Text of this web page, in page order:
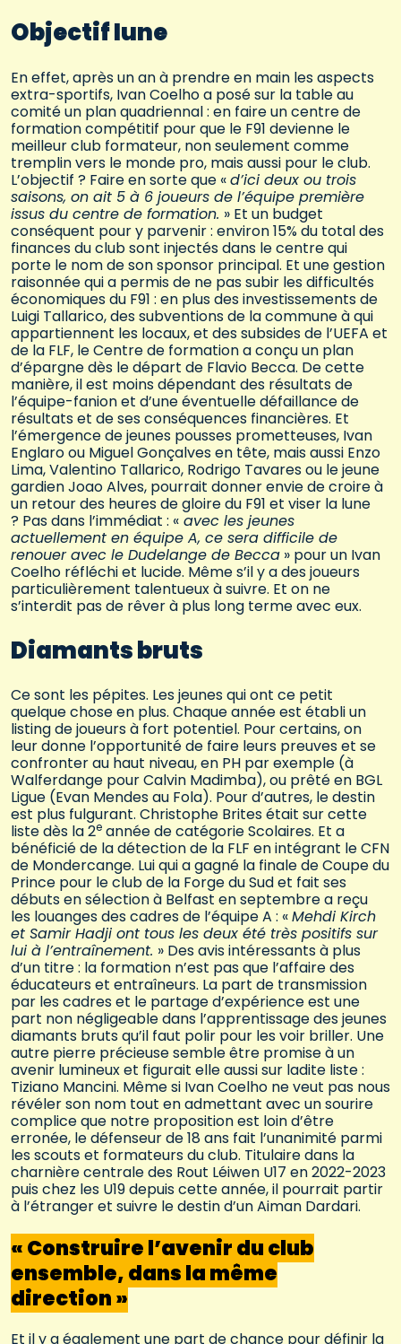
Objectif lune
En effet, après un an à prendre en main les aspects
extra-sportifs, Ivan Coelho a posé sur la table au
comité un plan quadriennal : en faire un centre de
formation compétitif pour que le F91 devienne le
meilleur club formateur, non seulement comme
tremplin vers le monde pro, mais aussi pour le club.
L’objectif ? Faire en sorte que «d’ici deux ou trois
saisons, on ait 5 à 6 joueurs de l’équipe première
issus du centre de formation. » Et un budget
conséquent pour y parvenir : environ 15% du total des
finances du club sont injectés dans le centre qui
porte le nom de son sponsor principal. Et une gestion
raisonnée qui a permis de ne pas subir les difficultés
économiques du F91 : en plus des investissements de
Luigi Tallarico, des subventions de la commune à qui
appartiennent les locaux, et des subsides de l’UEFA et
de la FLF, le Centre de formation a conçu un plan
d’épargne dès le départ de Flavio Becca. De cette
manière, il est moins dépendant des résultats de
l’équipe-fanion et d’une éventuelle défaillance de
résultats et de ses conséquences financières. Et
l’émergence de jeunes pousses prometteuses, Ivan
Englaro ou Miguel Gonçalves en tête, mais aussi Enzo
Lima, Valentino Tallarico, Rodrigo Tavares ou le jeune
gardien Joao Alves, pourrait donner envie de croire à
un retour des heures de gloire du F91 et viser la lune
? Pas dans l’immédiat : « avec les jeunes
actuellement en équipe A, ce sera difficile de
renouer avec le Dudelange de Becca » pour un Ivan
Coelho réfléchi et lucide. Même s’il y a des joueurs
particulièrement talentueux à suivre. Et on ne
s’interdit pas de rêver à plus long terme avec eux.
Diamants bruts
Ce sont les pépites. Les jeunes qui ont ce petit
quelque chose en plus. Chaque année est établi un
listing de joueurs à fort potentiel. Pour certains, on
leur donne l’opportunité de faire leurs preuves et se
confronter au haut niveau, en PH par exemple (à
Walferdange pour Calvin Madimba), ou prêté en BGL
Ligue (Evan Mendes au Fola). Pour d’autres, le destin
est plus fulgurant. Christophe Brites était sur cette
liste dès la 2e année de catégorie Scolaires. Et a
bénéficié de la détection de la FLF en intégrant le CFN
de Mondercange. Lui qui a gagné la finale de Coupe du
Prince pour le club de la Forge du Sud et fait ses
débuts en sélection à Belfast en septembre a reçu
les louanges des cadres de l’équipe A : «Mehdi Kirch
et Samir Hadji ont tous les deux été très positifs sur
lui à l’entraînement. » Des avis intéressants à plus
d’un titre : la formation n’est pas que l’affaire des
éducateurs et entraîneurs. La part de transmission
par les cadres et le partage d’expérience est une
part non négligeable dans l’apprentissage des jeunes
diamants bruts qu’il faut polir pour les voir briller. Une
autre pierre précieuse semble être promise à un
avenir lumineux et figurait elle aussi sur ladite liste :
Tiziano Mancini. Même si Ivan Coelho ne veut pas nous
révéler son nom tout en admettant avec un sourire
complice que notre proposition est loin d’être
erronée, le défenseur de 18 ans fait l’unanimité parmi
les scouts et formateurs du club. Titulaire dans la
charnière centrale des Rout Léiwen U17 en 2022-2023
puis chez les U19 depuis cette année, il pourrait partir
à l’étranger et suivre le destin d’un Aiman Dardari.
« Construire l’avenir du club
ensemble, dans la même
direction »
Et il y a également une part de chance pour définir la